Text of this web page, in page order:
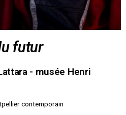
futur
- musée Henri
contemporain